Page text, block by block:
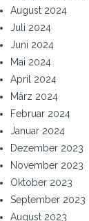
August 2024
Juli 2024
Juni 2024
Mai 2024
April 2024
März 2024
Februar 2024
Januar 2024
Dezember 2023
November 2023
Oktober 2023
September 2023
August 2023